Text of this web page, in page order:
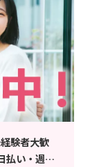
験者大歓
払い・週払